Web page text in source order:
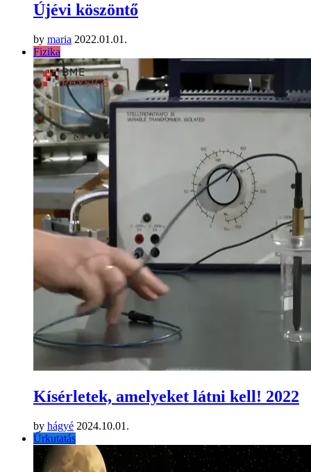
Újévi köszöntő
by maria 2022.01.01.
Fizika
Kísérletek, amelyeket látni kell! 2022
by hágyé 2024.10.01.
Űrkutatás